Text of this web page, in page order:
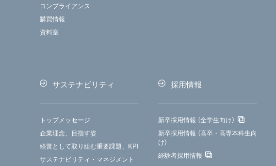
コンプライアンス
購買情報
資料室
サステナビリティ
トップメッセージ
企業理念、目指す姿
経営として取り組む重要課題、KPI
サステナビリティ・マネジメント
採用情報
新卒採用情報 （全学生向け）
新卒採用情報 （高卒・高専本科生向
け）
経験者採用情報